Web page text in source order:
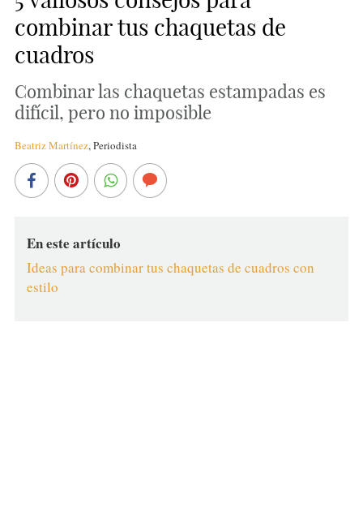
combinar tus chaquetas de
cuadros
Combinar las chaquetas estampadas es
difícil, pero no imposible
Beatriz Martínez,Periodista
En este artículo
Ideas para combinar tus chaquetas de cuadros con
estilo